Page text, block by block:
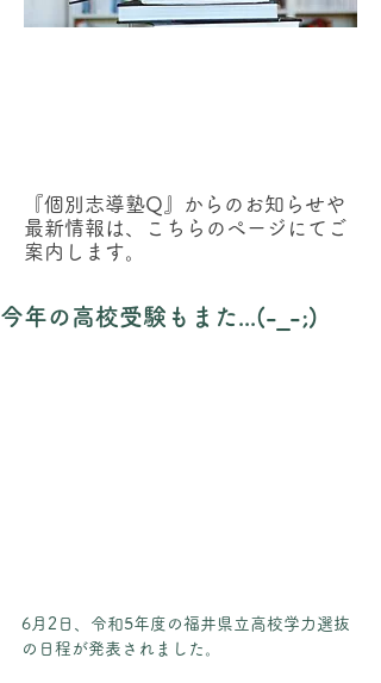
『個別志導塾Q』からのお知らせや
最新情報は、こちらのページにてご
案内します。
今年の高校受験もまた...(-_-;)
6月2日、令和5年度の福井県立高校学力選抜
の日程が発表されました。